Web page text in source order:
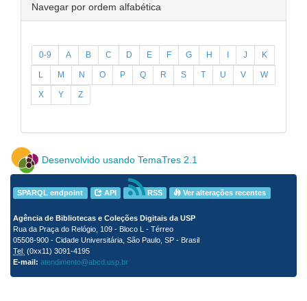
Navegar por ordem alfabética
0-9 A B C D E F G H I J K
L M N O P Q R S T U V W
X Y Z
Desenvolvido usando TemaTres 2.1
SPARQL endpoint API RSS Ver alterações recentes
Agência de Bibliotecas e Coleções Digitais da USP
Rua da Praça do Relógio, 109 - Bloco L - Térreo
05508-900 - Cidade Universitária, São Paulo, SP - Brasil
Tel: (0xx11) 3091-4195
E-mail: atendimento@abcd.usp.br